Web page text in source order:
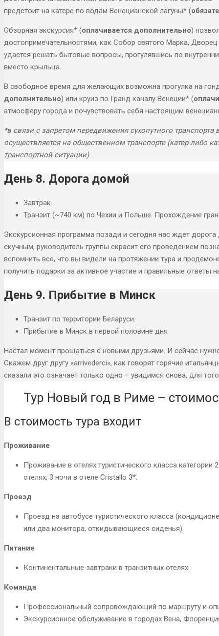
предстоит на катере по водам Венецианской лагуны* (
Обзорная экскурсия* (оплачивается дополнительно)
достопримечательностями, как Собор святого Марка,
удается решать бытовые вопросы, прогулявшись по
вместо крыльца.
В свободное время для желающих возможна прогулка на
дополнительно) или круиз по Гранд каналу Венеции* (
атмосферу города и почувствовать себя настоящим
*в связи с запретом передвижения сухопутного
осуществляется на общественном транспорте (катер либо
транспортной ситуации)
День 8. Дорога домой
Завтрак.
Транзит (~740 км) по Чехии и Польше. Прохождение
Экскурсионная программа позади и сегодня нас ждет
скучным, руководитель группы скрасит его проведением
вспомнить все, что вы видели на протяжении тура и
получить подарки за активное участие и правильные ответы
День 9. Прибытие в Минск
Транзит по территории Беларуси.
Прибытие в Минск в первой половине дня
Настал момент прощаться с новыми друзьями. И сейчас
Скажем друг другу «arrivederci», как говорят горячие
сказали это означает только одно – увидимся снова, для
Тур Новый год в Риме –
В стоимость тура входит
Проживание
Проживание в отелях туристического класса
отелях, 3 ночи в отеле Cristallo 3*.
Проезд
Проезд на автобусе туристического класса
или два монитора, откидывающиеся сиденья).
Питание
Континентальные завтраки в транзитных отелях.
Команда
Профессиональный сопровождающий по маршруту и
Экскурсионное обслуживание в городах Вена,